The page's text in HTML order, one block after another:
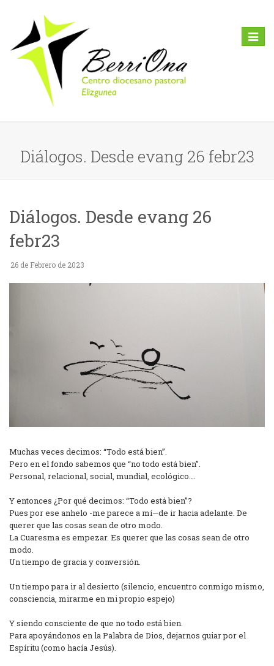
Toggle
Diálogos. Desde evang 26 febr23
Diálogos. Desde evang 26
febr23
26 de Febrero de 2023
Muchas veces decimos: “Todo está bien”.
Pero en el fondo sabemos que “no todo está bien”.
Personal, relacional, social, mundial, ecológico….
Y entonces ¿Por qué decimos: “Todo está bien”?
Pues por ese anhelo -me parece a mí—de ir hacia adelante. De
querer que las cosas sean de otro modo.
La Cuaresma es empezar. Es querer que las cosas sean de otro
modo.
Un tiempo de gracia y conversión.
Un tiempo para ir al desierto (silencio, encuentro conmigo mismo,
consciencia, mirarme en mi propio espejo)
Y siendo consciente de que no todo está bien.
Para apoyándonos en la Palabra de Dios, dejarnos guiar por el
Espíritu (como hacía Jesús).